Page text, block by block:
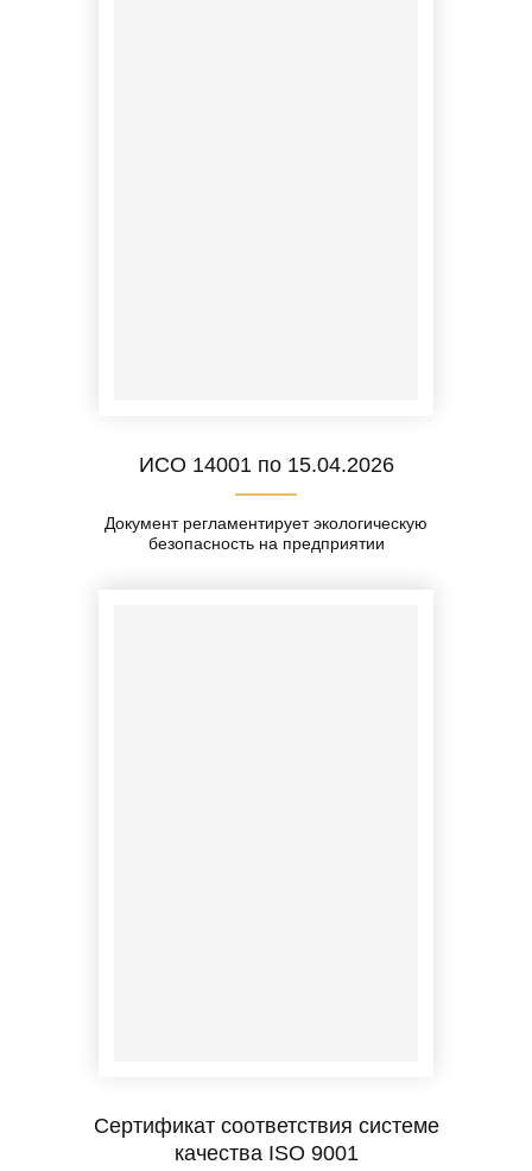
ИСО 14001 по 15.04.2026
Документ регламентирует экологическую
безопасность на предприятии
Сертификат соответствия системе
качества ISO 9001